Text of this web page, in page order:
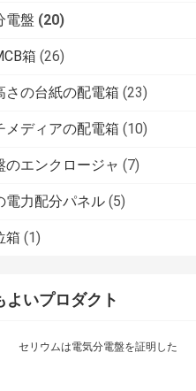
電盤 (20)
箱 (26)
さの台紙の配電箱 (23)
メディアの配電箱 (10)
のエンクロージャ (7)
電力配分パネル (5)
箱 (1)
よいプロダクト
セリウムは電気分電盤を証明した